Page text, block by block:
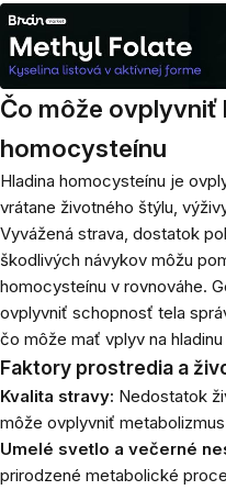
Čo môže ovplyvniť
homocysteínu
Hladina homocysteínu je
vrátane životného štýlu,
Vyvážená strava, dostatok
škodlivých návykov môžu
homocysteínu v rovnováhe.
ovplyvniť schopnosť tela
čo môže mať vplyv na
Faktory prostredia a
Kvalita stravy: Nedostatok
môže ovplyvniť
Umelé svetlo a večerné
prirodzené metabolické